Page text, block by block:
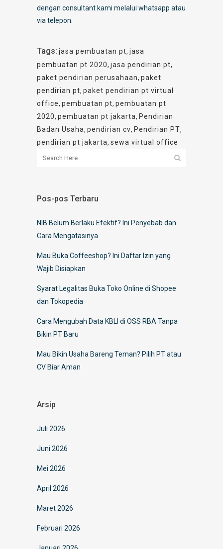
dengan consultant kami melalui whatsapp atau
via telepon.
Tags: jasa pembuatan pt, jasa
pembuatan pt 2020, jasa pendirian pt,
paket pendirian perusahaan, paket
pendirian pt, paket pendirian pt virtual
office, pembuatan pt, pembuatan pt
2020, pembuatan pt jakarta, Pendirian
Badan Usaha, pendirian cv, Pendirian PT,
pendirian pt jakarta, sewa virtual office
Pos-pos Terbaru
NIB Belum Berlaku Efektif? Ini Penyebab dan
Cara Mengatasinya
Mau Buka Coffeeshop? Ini Daftar Izin yang
Wajib Disiapkan
Syarat Legalitas Buka Toko Online di Shopee
dan Tokopedia
Cara Mengubah Data KBLI di OSS RBA Tanpa
Bikin PT Baru
Mau Bikin Usaha Bareng Teman? Pilih PT atau
CV Biar Aman
Arsip
Juli 2026
Juni 2026
Mei 2026
April 2026
Maret 2026
Februari 2026